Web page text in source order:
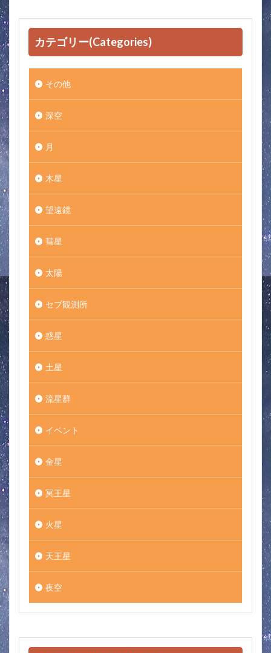
カテゴリー(Categories)
その他
深空
月
木星
望遠鏡
彗星
太陽
セブ観測所
惑星
土星
流星群
イベント
金星
冥王星
火星
天王星
夜空